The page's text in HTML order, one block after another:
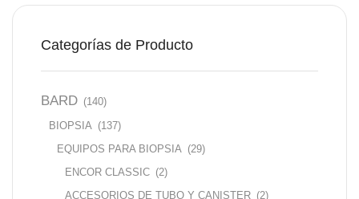
Categorías de Producto
BARD (140)
BIOPSIA (137)
EQUIPOS PARA BIOPSIA (29)
ENCOR CLASSIC (2)
ACCESORIOS DE TUBO Y CANISTER (2)